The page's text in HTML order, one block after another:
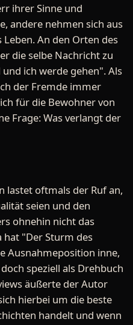
ihrer Sinne und
andere nehmen sich aus
An den Orten des
die selbe Nachricht zu
ich werde gehen". Als
der Fremde immer
für die Bewohner von
Frage: Was verlangt der
lastet oftmals der Ruf an,
seien und den
ohnehin nicht das
hat "Der Sturm des
Ausnahmeposition inne,
speziell als Drehbuch
äußerte der Autor
hierbei um die beste
handelt und wenn